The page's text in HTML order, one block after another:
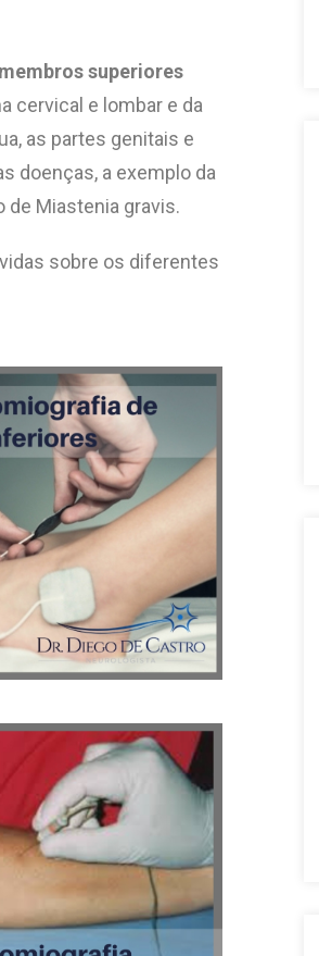
superiores
cervical e lombar e da
as partes genitais e
doenças, a exemplo da
de Miastenia gravis.
sobre os diferentes